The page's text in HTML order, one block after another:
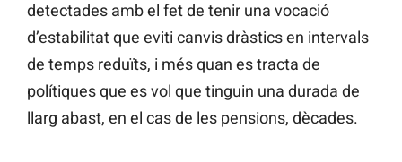
detectades amb el fet de tenir una vocació
d’estabilitat que eviti canvis dràstics en intervals
de temps reduïts, i més quan es tracta de
polítiques que es vol que tinguin una durada de
llarg abast, en el cas de les pensions, dècades.